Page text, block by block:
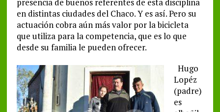
en distintas ciudades del Chaco. Y es así. Pero su
actuación cobra aún más valor por la bicicleta
que utiliza para la competencia, que es lo que
desde su familia le pueden ofrecer.
Hugo
Lopéz
(padre)
es